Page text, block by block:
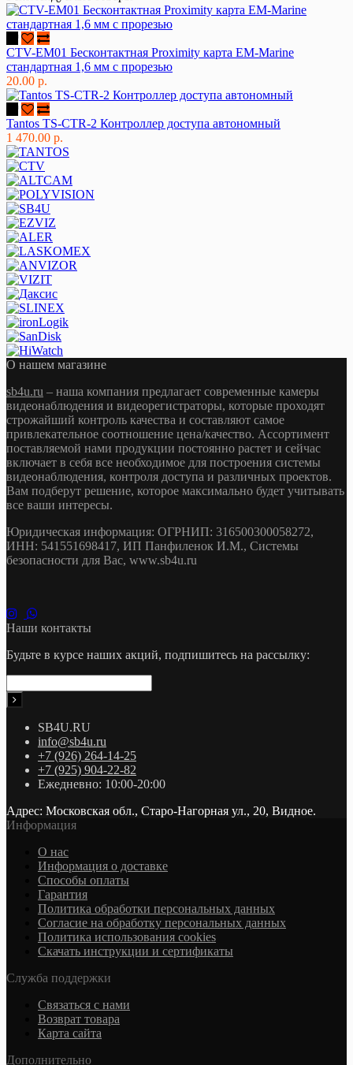
CTV-EM01 Бесконтактная Proximity карта EM-Marine
стандартная 1,6 мм с прорезью
20.00 р.
Tantos TS-CTR-2 Контроллер доступа автономный
1 470.00 р.
О нашем магазине
sb4u.ru – наша компания предлагает современные камеры
видеонаблюдения и видеорегистраторы, которые проходят
строжайший контроль качества и составляют самое
привлекательное соотношение цена/качество. Ассортимент
поставляемой нами продукции постоянно растет и сейчас
включает в себя все необходимое для построения системы
видеонаблюдения, контроля доступа и различных проектов.
Вам подберут решение, которое максимально будет учитывать
все ваши интересы.
Юридическая информация: ОГРНИП: 316500300058272,
ИНН: 541551698417, ИП Панфиленок И.М., Системы
безопасности для Вас, www.sb4u.ru
Наши контакты
Будьте в курсе наших акций, подпишитесь на рассылку:
SB4U.RU
info@sb4u.ru
+7 (926) 264-14-25
+7 (925) 904-22-82
Ежедневно: 10:00-20:00
Адрес: Московская обл., Старо-Нагорная ул., 20, Видное.
Информация
О нас
Информация о доставке
Cпособы оплаты
Гарантия
Политика обработки персональных данных
Согласие на обработку персональных данных
Политика использования cookies
Скачать инструкции и сертификаты
Служба поддержки
Связаться с нами
Возврат товара
Карта сайта
Дополнительно